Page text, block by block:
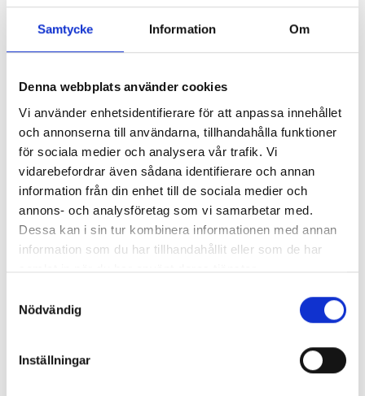
Samtycke Information Om
Denna webbplats använder cookies
Vi använder enhetsidentifierare för att anpassa innehållet
och annonserna till användarna, tillhandahålla funktioner
för sociala medier och analysera vår trafik. Vi
vidarebefordrar även sådana identifierare och annan
information från din enhet till de sociala medier och
annons- och analysföretag som vi samarbetar med.
Dessa kan i sin tur kombinera informationen med annan
information som du har tillhandahållit eller som de har
samlat in när du har använt deras tjänster.
Nödvändig
Inställningar
F 100 / 120 C
MFC - FF CL / CP
Sidoborstar